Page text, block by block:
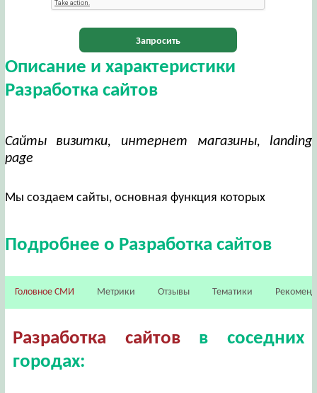
Запросить
Описание и характеристики
Разработка сайтов
Сайты визитки, интернет магазины, landing
page
Мы создаем сайты, основная функция которых
Подробнее о Разработка сайтов
Головное СМИ Метрики Отзывы Тематики
Разработка сайтовв соседних
городах: